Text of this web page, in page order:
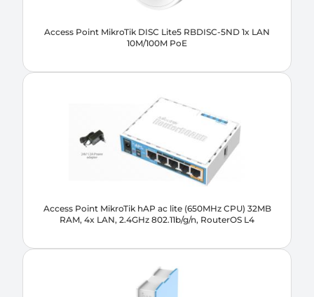
Access Point MikroTik DISC Lite5 RBDISC-5ND 1x LAN
10M/100M PoE
Access Point MikroTik hAP ac lite (650MHz CPU) 32MB
RAM, 4x LAN, 2.4GHz 802.11b/g/n, RouterOS L4